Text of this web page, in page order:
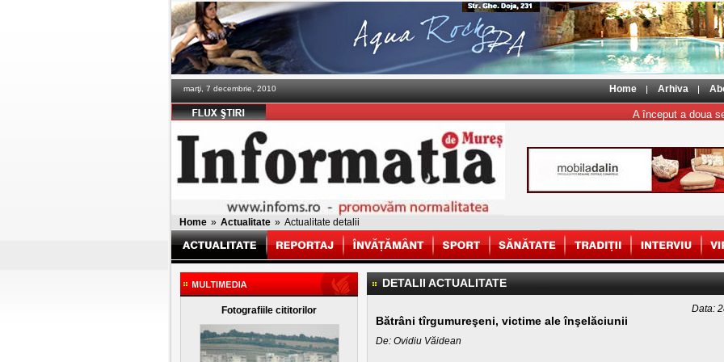
marţi, 7 decembrie, 2010 Home Arhiva
A început a doua
Home » Actualitate » Actualitate detalii
Fotografiile cititorilor
DETALII ACTUALITATE
Data:
Bătrâni tîrgumureşeni, victime ale înşelăciunii
De: Ovidiu Văidean